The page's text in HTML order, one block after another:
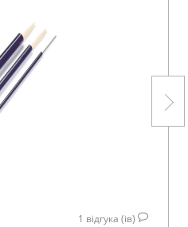
1 відгука (ів)